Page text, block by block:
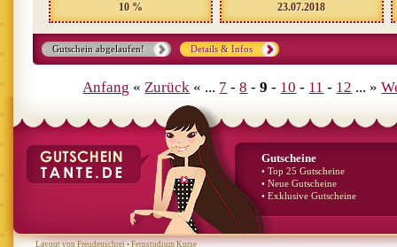
10 % 23.07.2018
Gutschein abgelaufen! Details & Infos
Anfang «Zurück « ... 7 -8 -9 - 10 - 11 - 12 ... »
Gutscheine
• Top 25 Gutscheine
• Neue Gutscheine
• Exklusive Gutscheine
Layout von Freudenschrei•Fernstudium Kurse